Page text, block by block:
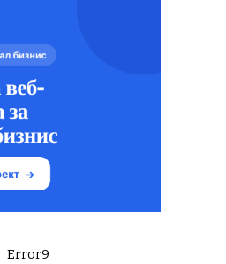
Error9